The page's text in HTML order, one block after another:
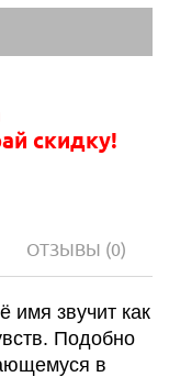
скидку!
ОТЗЫВЫ (0)
имя звучит как
Подобно
в